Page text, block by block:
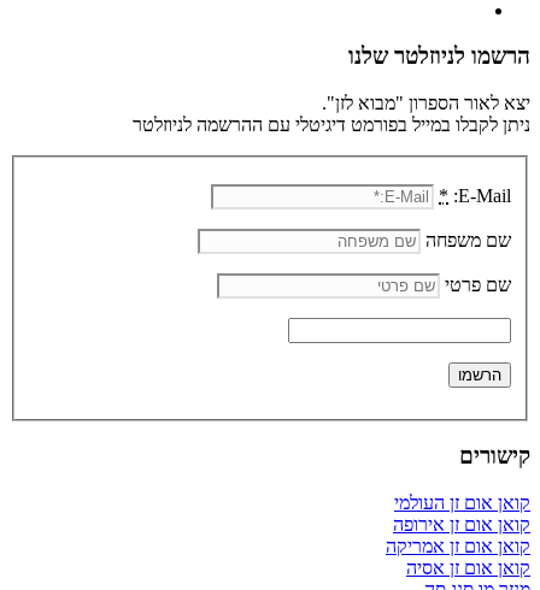
הרשמו לניוזלטר שלנו
יצא לאור הספרון "מבוא לזן".
ניתן לקבלו במייל בפורמט דיגיטלי עם ההרשמה לניוזלטר
E-Mail:
*
שם משפחה
שם פרטי
קישורים
קואן אום זן העולמי
קואן אום זן אירופה
קואן אום זן אמריקה
קואן אום זן אסיה